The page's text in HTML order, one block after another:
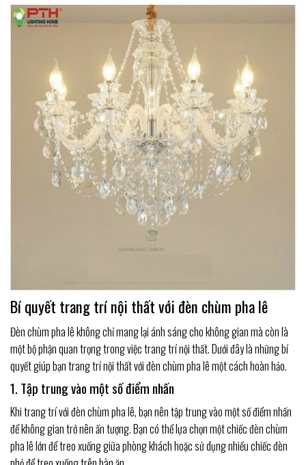
Bí quyết trang trí nội thất với đèn chùm pha lê
Đèn chùm pha lê không chỉ mang lại ánh sáng cho không gian mà còn là
một bộ phận quan trọng trong việc trang trí nội thất. Dưới đây là những bí
quyết giúp bạn trang trí nội thất với đèn chùm pha lê một cách hoàn hảo.
1. Tập trung vào một số điểm nhấn
Khi trang trí với đèn chùm pha lê, bạn nên tập trung vào một số điểm nhấn
để không gian trở nên ấn tượng. Bạn có thể lựa chọn một chiếc đèn chùm
pha lê lớn để treo xuống giữa phòng khách hoặc sử dụng nhiều chiếc đèn